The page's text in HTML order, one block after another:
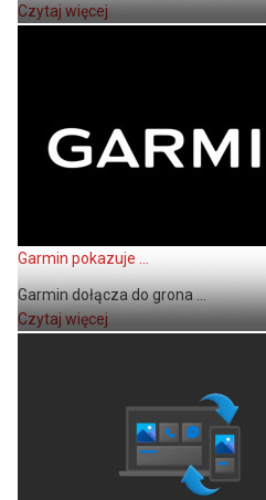
Czytaj więcej
Garmin pokazuje ...
Garmin dołącza do grona ...
Czytaj więcej